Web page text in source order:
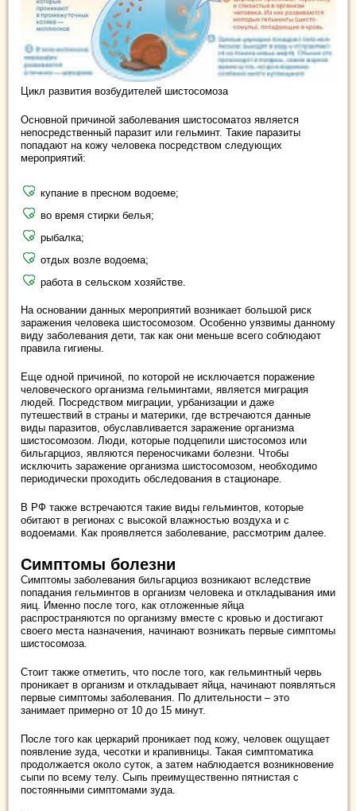
Цикл развития возбудителей шистосомоза
Основной причиной заболевания шистосоматоз является
непосредственный паразит или гельминт. Такие паразиты
попадают на кожу человека посредством следующих
мероприятий:
купание в пресном водоеме;
во время стирки белья;
рыбалка;
отдых возле водоема;
работа в сельском хозяйстве.
На основании данных мероприятий возникает большой риск
заражения человека шистосомозом. Особенно уязвимы данному
виду заболевания дети, так как они меньше всего соблюдают
правила гигиены.
Еще одной причиной, по которой не исключается поражение
человеческого организма гельминтами, является миграция
людей. Посредством миграции, урбанизации и даже
путешествий в страны и материки, где встречаются данные
виды паразитов, обуславливается заражение организма
шистосомозом. Люди, которые подцепили шистосомоз или
бильгарциоз, являются переносчиками болезни. Чтобы
исключить заражение организма шистосомозом, необходимо
периодически проходить обследования в стационаре.
В РФ также встречаются такие виды гельминтов, которые
обитают в регионах с высокой влажностью воздуха и с
водоемами. Как проявляется заболевание, рассмотрим далее.
Симптомы болезни
Симптомы заболевания бильгарциоз возникают вследствие
попадания гельминтов в организм человека и откладывания ими
яиц. Именно после того, как отложенные яйца
распространяются по организму вместе с кровью и достигают
своего места назначения, начинают возникать первые симптомы
шистосомоза.
Стоит также отметить, что после того, как гельминтный червь
проникает в организм и откладывает яйца, начинают появляться
первые симптомы заболевания. По длительности – это
занимает примерно от 10 до 15 минут.
После того как церкарий проникает под кожу, человек ощущает
появление зуда, чесотки и крапивницы. Такая симптоматика
продолжается около суток, а затем наблюдается возникновение
сыпи по всему телу. Сыпь преимущественно пятнистая с
постоянными симптомами зуда.